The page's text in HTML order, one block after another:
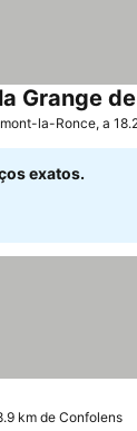
Grange
la-Ronce, a
exatos.
km de Confolens